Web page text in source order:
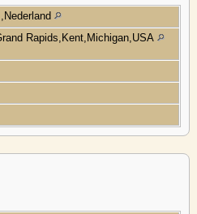
,,,Nederland
Rapids,Kent,Michigan,USA